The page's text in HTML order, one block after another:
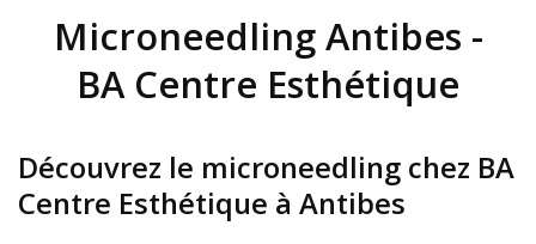
Microneedling Antibes -
BA Centre Esthétique
Découvrez le microneedling chez BA
Centre Esthétique à Antibes